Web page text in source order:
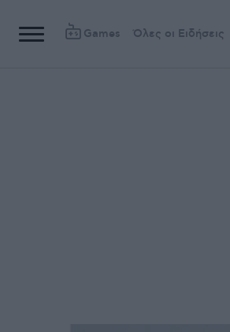
Games Όλες οι Ειδήσεις